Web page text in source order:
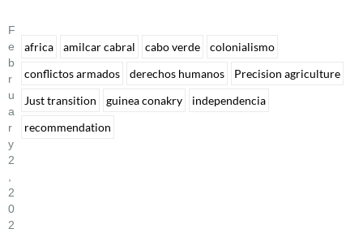
F
E
B
R
U
A
R
Y
2
2
0
2
africa amilcar cabral cabo verde
colonialismo
conflictos armados
derechos humanos
Precision agriculture
Just transition
guinea conakry
independencia
recommendation